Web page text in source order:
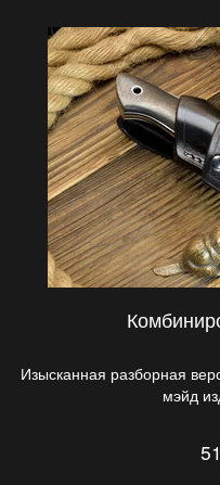
Изысканная разборная
мэйд